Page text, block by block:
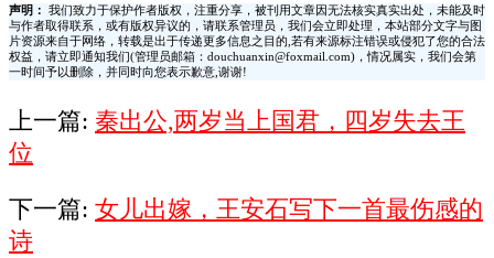
声明：
我们致力于保护作者版权，注重分享，被刊用文章因无法核实真实出处，未能及时
与作者取得联系，或有版权异议的，请联系管理员，我们会立即处理，本站部分文字与图
片资源来自于网络，转载是出于传递更多信息之目的,若有来源标注错误或侵犯了您的合法
权益，请立即通知我们(管理员邮箱：douchuanxin@foxmail.com)，情况属实，我们会第
一时间予以删除，并同时向您表示歉意,谢谢!
上一篇: 秦出公,两岁当上国君，四岁失去王
位
下一篇: 女儿出嫁，王安石写下一首最伤感的
诗